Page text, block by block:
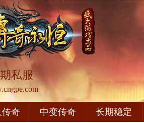
私服
传奇 中变传奇 长期稳定